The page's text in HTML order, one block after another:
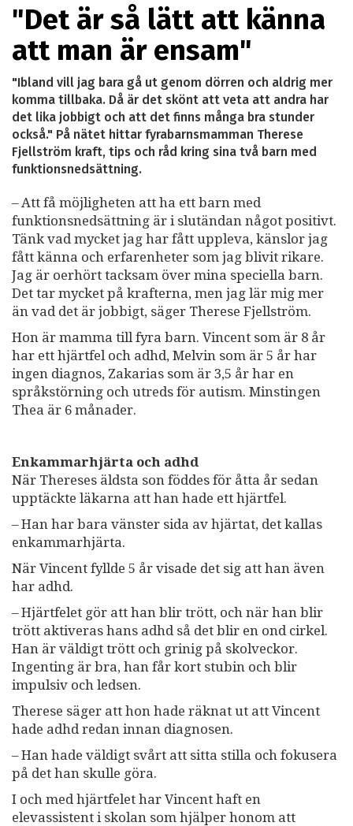
"Det är så lätt att känna
att man är ensam"
"Ibland vill jag bara gå ut genom dörren och aldrig mer
komma tillbaka. Då är det skönt att veta att andra har
det lika jobbigt och att det finns många bra stunder
också." På nätet hittar fyrabarnsmamman Therese
Fjellström kraft, tips och råd kring sina två barn med
funktionsnedsättning.
– Att få möjligheten att ha ett barn med
funktionsnedsättning är i slutändan något positivt.
Tänk vad mycket jag har fått uppleva, känslor jag
fått känna och erfarenheter som jag blivit rikare.
Jag är oerhört tacksam över mina speciella barn.
Det tar mycket på krafterna, men jag lär mig mer
än vad det är jobbigt, säger Therese Fjellström.
Hon är mamma till fyra barn. Vincent som är 8 år
har ett hjärtfel och adhd, Melvin som är 5 år har
ingen diagnos, Zakarias som är 3,5 år har en
språkstörning och utreds för autism. Minstingen
Thea är 6 månader.
Enkammarhjärta och adhd
När Thereses äldsta son föddes för åtta år sedan
upptäckte läkarna att han hade ett hjärtfel.
– Han har bara vänster sida av hjärtat, det kallas
enkammarhjärta.
När Vincent fyllde 5 år visade det sig att han även
har adhd.
– Hjärtfelet gör att han blir trött, och när han blir
trött aktiveras hans adhd så det blir en ond cirkel.
Han är väldigt trött och grinig på skolveckor.
Ingenting är bra, han får kort stubin och blir
impulsiv och ledsen.
Therese säger att hon hade räknat ut att Vincent
hade adhd redan innan diagnosen.
– Han hade väldigt svårt att sitta stilla och fokusera
på det han skulle göra.
I och med hjärtfelet har Vincent haft en
elevassistent i skolan som hjälper honom att